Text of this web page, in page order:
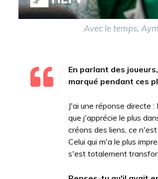
Avec le temps,
En parlant des
marqué pendant ces
J'ai une réponse directe
que j'apprécie le plus
créons des liens, ce
Celui qui m'a le plus
s'est totalement